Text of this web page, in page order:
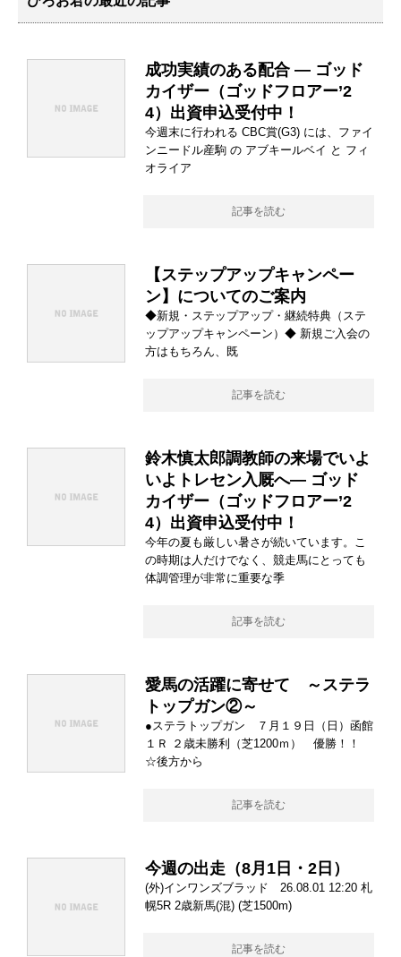
成功実績のある配合 ― ゴッド
カイザー（ゴッドフロアー’2
4）出資申込受付中！
今週末に行われる CBC賞(G3) には、ファイ
ンニードル産駒 の アブキールベイ と フィ
オライア
記事を読む
【ステップアップキャンペー
ン】についてのご案内
◆新規・ステップアップ・継続特典（ステ
ップアップキャンペーン）◆ 新規ご入会の
方はもちろん、既
記事を読む
鈴木慎太郎調教師の来場でいよ
いよトレセン入厩へ― ゴッド
カイザー（ゴッドフロアー’2
4）出資申込受付中！
今年の夏も厳しい暑さが続いています。こ
の時期は人だけでなく、競走馬にとっても
体調管理が非常に重要な季
記事を読む
愛馬の活躍に寄せて ～ステラ
トップガン②～
●ステラトップガン ７月１９日（日）函館
１Ｒ ２歳未勝利（芝1200ｍ） 優勝！！
☆後方から
記事を読む
今週の出走（8月1日・2日）
(外)インワンズブラッド 26.08.01 12:20 札
幌5R 2歳新馬(混) (芝1500m)
記事を読む